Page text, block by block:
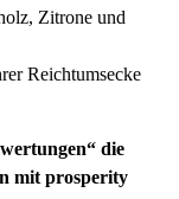
Zitrone und
Reichtumsecke
die
mit prosperity